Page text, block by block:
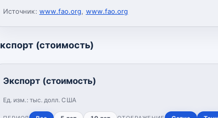
Источник: www.fao.org, www.fao.org
(стоимость)
Экспорт (стоимость)
Ед. изм.: тыс. долл. США